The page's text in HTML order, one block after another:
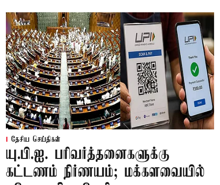
தேசிய செய்திகள்
யு.பி.ஐ. பரிவர்த்தனைகளுக்கு
கட்டணம் நிர்ணயம்; மக்களவையில்